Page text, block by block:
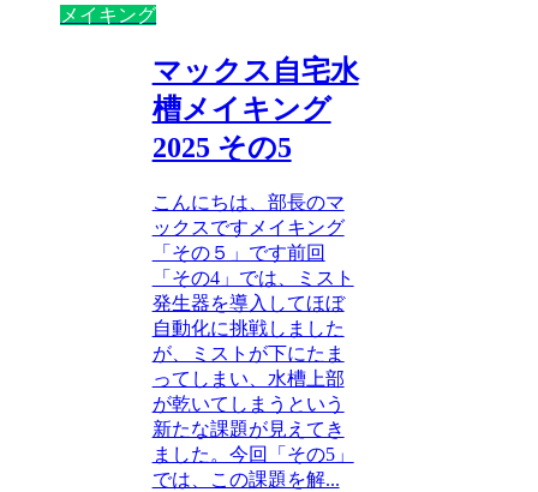
メイキング
マックス自宅水
槽メイキング
2025 その5
こんにちは、部長のマ
ックスですメイキング
「その５」です前回
「その4」では、ミスト
発生器を導入してほぼ
自動化に挑戦しました
が、ミストが下にたま
ってしまい、水槽上部
が乾いてしまうという
新たな課題が見えてき
ました。今回「その5」
では、この課題を解...